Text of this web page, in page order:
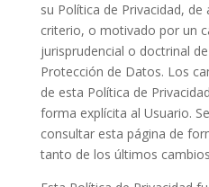
su Política de Privacidad,
criterio, o motivado por un
jurisprudencial o doctrinal
Protección de Datos. Los
de esta Política de
forma explícita al Usuario.
consultar esta página de
tanto de los últimos